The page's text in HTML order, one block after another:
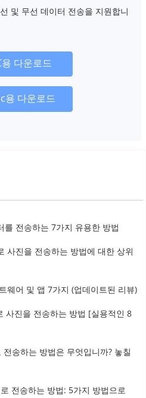
및 무선 데이터 전송을 지원합니
용 다운로드
용 다운로드
를 전송하는 7가지 유용한 방법
진을 전송하는 방법에 대한 상위
웨어 및 앱 7가지 (업데이트된 리뷰)
사진을 전송하는 방법 [실용적인 8
송하는 방법은 무엇입니까? 놓칠
전송하는 방법: 5가지 방법으로